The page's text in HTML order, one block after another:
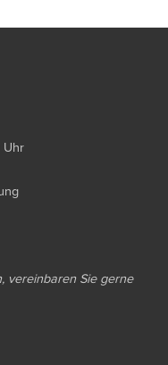
Uhr
vereinbaren Sie gerne